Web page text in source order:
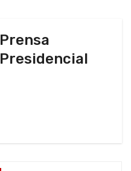
Prensa
Presidencial